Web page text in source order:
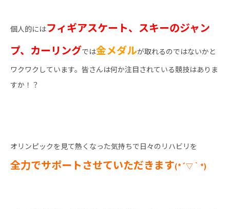
個人的にはフィギアスケート、スキーのジャン
プ、カーリングでは金メダルが取れるのではないかと
ワクワクしています。皆さんは何か注目されている競技はありま
すか！？
オリンピックを見て熱くなった気持ちで日々のリハビリを
全力でサポートさせていただきます(*´▽｀*)